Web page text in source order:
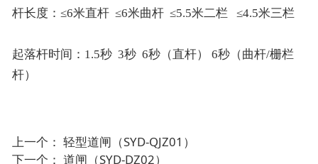
杆长度：≤6米直杆 ≤6米曲杆 ≤5.5米二栏 ≤4.5米三栏
起落杆时间：1.5秒 3秒 6秒（直杆） 6秒（曲杆/栅栏
杆）
上一个： 轻型道闸（SYD-QJZ01）
下一个： 道闸（SYD-DZ02）